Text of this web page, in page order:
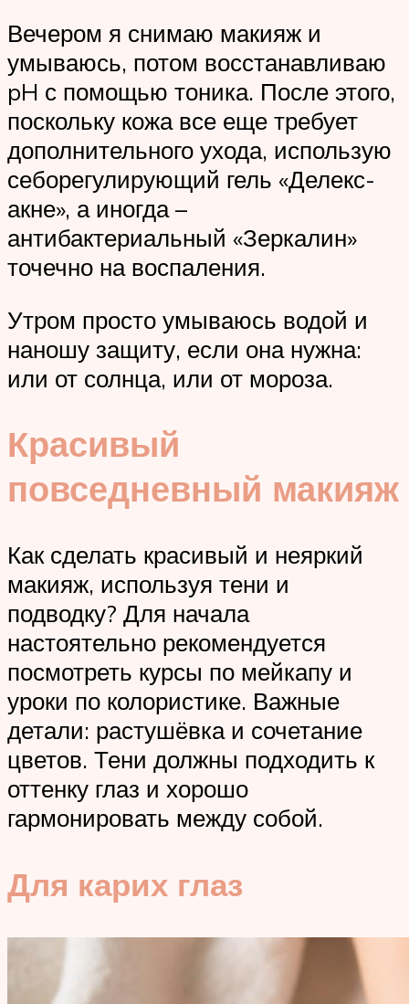
Вечером я снимаю макияж и
умываюсь, потом восстанавливаю
pH с помощью тоника. После этого,
поскольку кожа все еще требует
дополнительного ухода, использую
себорегулирующий гель «Делекс-
акне», а иногда –
антибактериальный «Зеркалин»
точечно на воспаления.
Утром просто умываюсь водой и
наношу защиту, если она нужна:
или от солнца, или от мороза.
Красивый
повседневный макияж
Как сделать красивый и неяркий
макияж, используя тени и
подводку? Для начала
настоятельно рекомендуется
посмотреть курсы по мейкапу и
уроки по колористике. Важные
детали: растушёвка и сочетание
цветов. Тени должны подходить к
оттенку глаз и хорошо
гармонировать между собой.
Для карих глаз